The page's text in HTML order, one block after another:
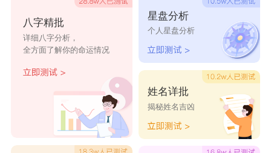
异性缘是比较好的，有时候会跟很多人
有暧昧关系，而且射手座的人爱玩，爱自由，更不
爱被约束和束缚，所以很多时候会让另一半受不
了，而且有时候还要让恋人来出面处理一些暧昧关
系。其实射手座的人对待感情不是很专一的，经常
会跟别人暧昧不清，导致另一半感到心累，跟射手
座恋爱还是比较麻烦的。
八字精批
详细八字分析，
全方面了解你的命运情况
星盘分析
个人星盘分析
姓名详批
揭秘姓名吉凶